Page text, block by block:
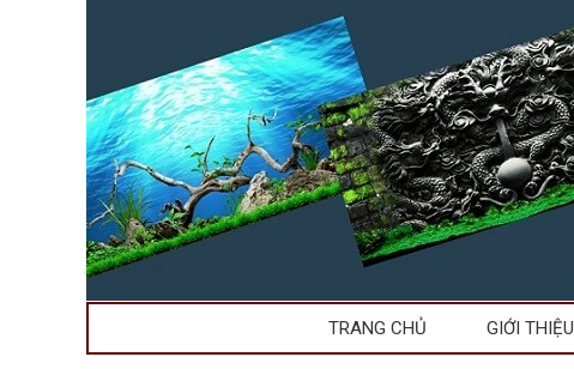
TRANG CHỦ GIỚI THIỆU